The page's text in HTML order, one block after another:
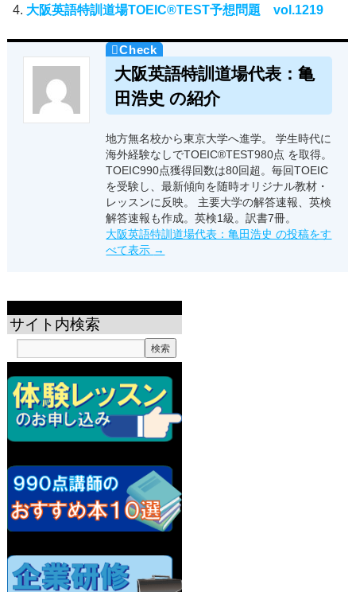
大阪英語特訓道場TOEIC®TEST予想問題 vol.1219
大阪英語特訓道場代表：亀
田浩史 の紹介
地方無名校から東京大学へ進学。 学生時代に
海外経験なしでTOEIC®TEST980点 を取得。
TOEIC990点獲得回数は80回超。毎回TOEIC
を受験し、最新傾向を随時オリジナル教材・
レッスンに反映。 主要大学の解答速報、英検
解答速報も作成。英検1級。訳書7冊。
大阪英語特訓道場代表：亀田浩史 の投稿をす
べて表示 →
サイト内検索